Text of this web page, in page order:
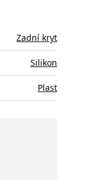
Zadní kryt
Silikon
Plast